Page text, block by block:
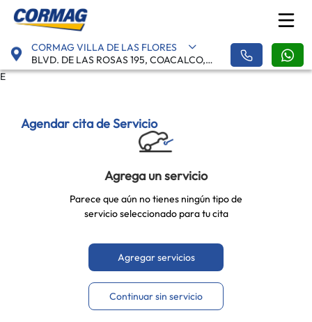
CORMAG VILLA DE LAS FLORES
BLVD. DE LAS ROSAS 195, COACALCO, VILLA DE LAS FLORES - 55710
E
Agendar cita de Servicio
Agrega un servicio
Parece que aún no tienes ningún tipo de
servicio seleccionado para tu cita
Agregar servicios
Continuar sin servicio